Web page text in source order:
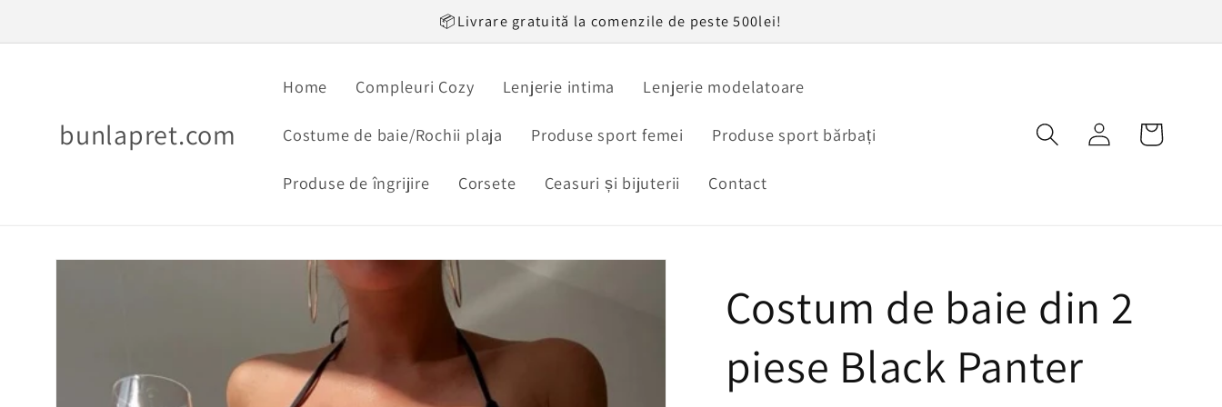
conținut
📦Livrare gratuită la comenzile de peste 500lei!
bunlapret.com
Home Compleuri Cozy Lenjerie intima Lenjerie modelatoare
Costume de baie/Rochii plaja Produse sport femei Produse sport bărbați
Produse de îngrijire Corsete Ceasuri și bijuterii Contact
Conectați-
Coș
Salt la
Costum de baie din 2
piese Black Panter